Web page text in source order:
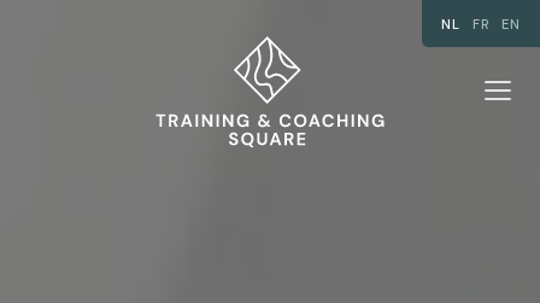
NL FR EN